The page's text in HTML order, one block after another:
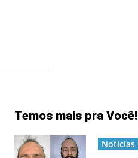
Temos mais pra Você!
Notícias